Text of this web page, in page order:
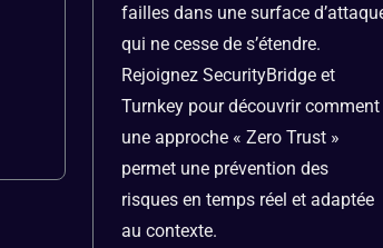
failles dans une surface
qui ne cesse de s’étendre.
Rejoignez SecurityBridge et
Turnkey pour découvrir comment
une approche « Zero Trust »
permet une prévention des
risques en temps réel et adaptée
au contexte.